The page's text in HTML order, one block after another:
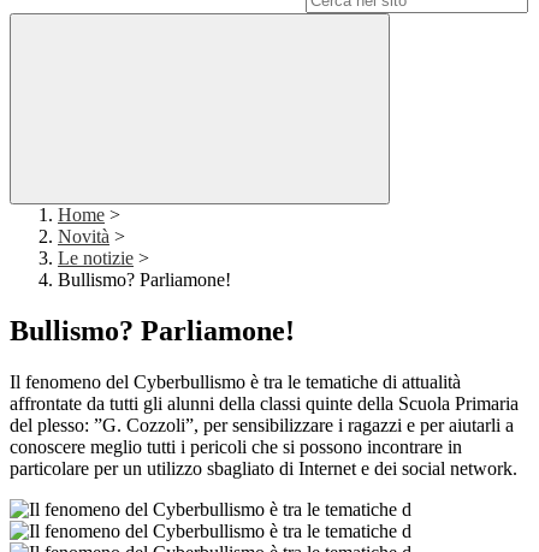
Home >
Novità >
Le notizie >
Bullismo? Parliamone!
Bullismo? Parliamone!
Il fenomeno del Cyberbullismo è tra le tematiche di attualità
affrontate da tutti gli alunni della classi quinte della Scuola Primaria
del plesso: ”G. Cozzoli”, per sensibilizzare i ragazzi e per aiutarli a
conoscere meglio tutti i pericoli che si possono incontrare in
particolare per un utilizzo sbagliato di Internet e dei social network.